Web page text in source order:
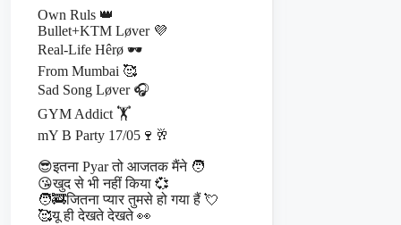
Own Ruls 👑
Bullet+KTM Løver 💜
Real-Life Hêrø 🕶️
From Mumbai 🥰
Sad Song Løver 🎧
GYM Addict 🏋️
mY B Party 17/05🍷🥂
😎इतना Pyar तो आजतक मैंने 🧑
😘खुद से भी नहीं किया 💞
🧑‍🚒जितना प्यार तुमसे हो गया हैं 💘
🥰यू ही देखते देखते 👀